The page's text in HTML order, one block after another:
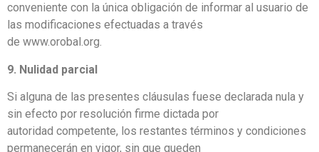
conveniente con la única obligación de informar al usuario de
las modificaciones efectuadas a través
de www.orobal.org.
9. Nulidad parcial
Si alguna de las presentes cláusulas fuese declarada nula y
sin efecto por resolución firme dictada por
autoridad competente, los restantes términos y condiciones
permanecerán en vigor, sin que queden